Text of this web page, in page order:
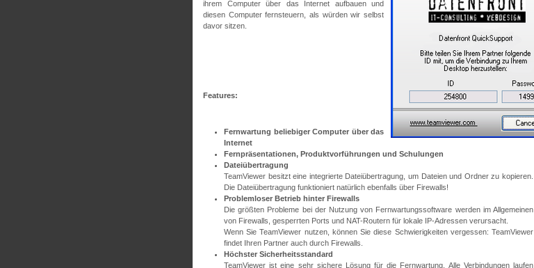
ihrem Computer über das Internet aufbauen und
diesen Computer fernsteuern, als würden wir selbst
davor sitzen.
Features:
Fernwartung beliebiger Computer über das
Internet
Fernpräsentationen, Produktvorführungen und Schulungen
Dateiübertragung
TeamViewer besitzt eine integrierte Dateiübertragung, um Dateien und Ordner zu kopieren.
Die Dateiübertragung funktioniert natürlich ebenfalls über Firewalls!
Problemloser Betrieb hinter Firewalls
Die größten Probleme bei der Nutzung von Fernwartungssoftware werden im Allgemeinen
von Firewalls, gesperrten Ports und NAT-Routern für lokale IP-Adressen verursacht.
Wenn Sie TeamViewer nutzen, können Sie diese Schwierigkeiten vergessen: TeamViewer
findet Ihren Partner auch durch Firewalls.
Höchster Sicherheitsstandard
TeamViewer ist eine sehr sichere Lösung für die Fernwartung. Alle Verbindungen laufen